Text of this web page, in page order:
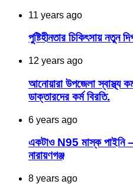
11 years ago
পুষ্টিহীনতার চিকিৎসায় নতুন
12 years ago
আনোয়ারা উপজেলা স্বাস্থ্য
ডাক্তারদের কর্ম বিরতি.
6 years ago
একটাও N95 মাস্ক পাইনি –
নারায়ণগঞ্জ
8 years ago